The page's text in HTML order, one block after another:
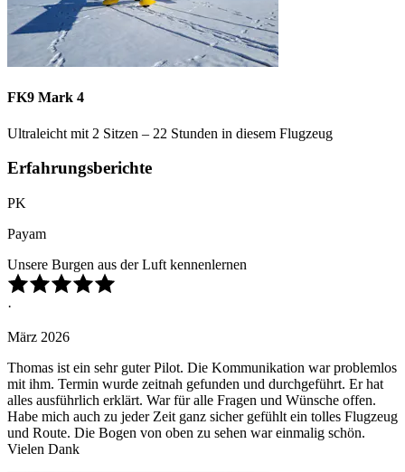
FK9 Mark 4
Ultraleicht mit 2 Sitzen – 22 Stunden in diesem Flugzeug
Erfahrungsberichte
PK
Payam
Unsere Burgen aus der Luft kennenlernen
·
März 2026
Thomas ist ein sehr guter Pilot. Die Kommunikation war problemlos
mit ihm. Termin wurde zeitnah gefunden und durchgeführt. Er hat
alles ausführlich erklärt. War für alle Fragen und Wünsche offen.
Habe mich auch zu jeder Zeit ganz sicher gefühlt ein tolles Flugzeug
und Route. Die Bogen von oben zu sehen war einmalig schön.
Vielen Dank